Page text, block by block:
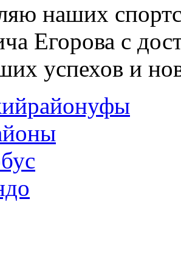
наших
Егорова с
успехов и